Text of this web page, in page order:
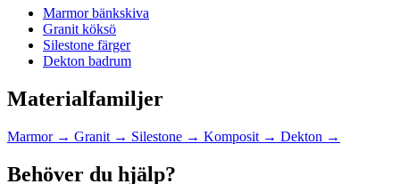
Marmor bänkskiva
Granit köksö
Silestone färger
Dekton badrum
Materialfamiljer
Marmor → Granit → Silestone → Komposit → Dekton →
Behöver du hjälp?